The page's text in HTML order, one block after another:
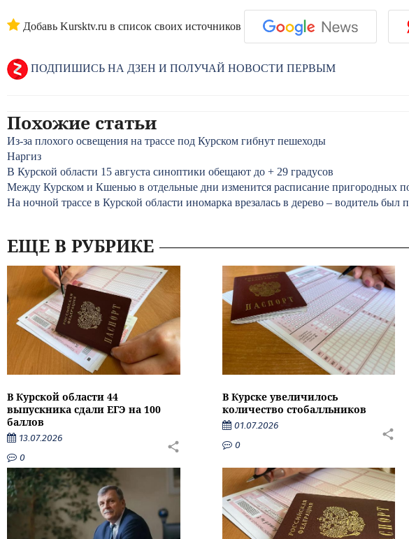
Добавь Kursktv.ru в список своих источников
ПОДПИШИСЬ НА ДЗЕН И ПОЛУЧАЙ НОВОСТИ ПЕРВЫМ
Похожие статьи
Из-за плохого освещения на трассе под Курском гибнут пешеходы
Наргиз
В Курской области 15 августа синоптики обещают до + 29 градусов
Между Курском и Кшенью в отдельные дни изменится расписание пригородных
На ночной трассе в Курской области иномарка врезалась в дерево – водитель был
ЕЩЕ В РУБРИКЕ
В Курской области 44
выпускника сдали ЕГЭ на 100
баллов
13.07.2026
0
В Курске увеличилось
количество стобалльников
01.07.2026
0